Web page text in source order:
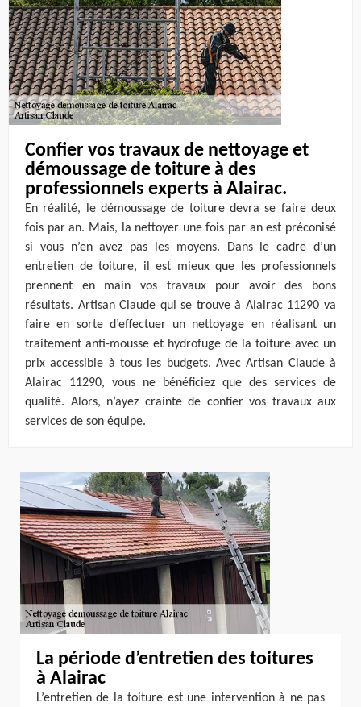
Confier vos travaux de nettoyage et
démoussage de toiture à des
professionnels experts à Alairac.
En réalité, le démoussage de toiture devra se faire deux
fois par an. Mais, la nettoyer une fois par an est préconisé
si vous n’en avez pas les moyens. Dans le cadre d’un
entretien de toiture, il est mieux que les professionnels
prennent en main vos travaux pour avoir des bons
résultats. Artisan Claude qui se trouve à Alairac 11290 va
faire en sorte d’effectuer un nettoyage en réalisant un
traitement anti-mousse et hydrofuge de la toiture avec un
prix accessible à tous les budgets. Avec Artisan Claude à
Alairac 11290, vous ne bénéficiez que des services de
qualité. Alors, n’ayez crainte de confier vos travaux aux
services de son équipe.
La période d’entretien des toitures
à Alairac
L’entretien de la toiture est une intervention à ne pas